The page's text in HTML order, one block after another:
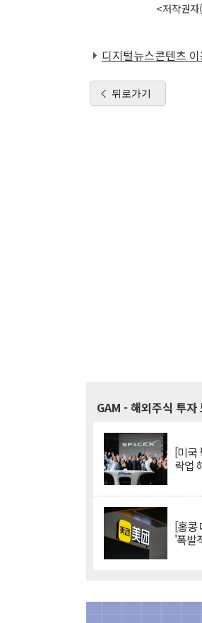
<저작권
디지털뉴스콘텐츠
뒤로가기
GAM - 해외주식 투자
[미국
락업
[홍콩
'폭발